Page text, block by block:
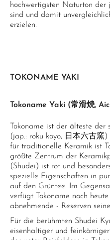
hochwertigsten Naturton
sind und damit
erzielen.
TOKONAME YAKI
Tokoname Yaki (常滑焼,
Tokoname ist der älteste
(jap.: roku koyo, 日本六古窯
für traditionelle Keramik ist
größte Zentrum der
(Shudei) ist rot und
spezielle Eigenschaften in
auf den Grüntee. Im
verfügt Tokoname noch
abnehmende - Reserven
Für die berühmten Shudei
eisenhaltiger und